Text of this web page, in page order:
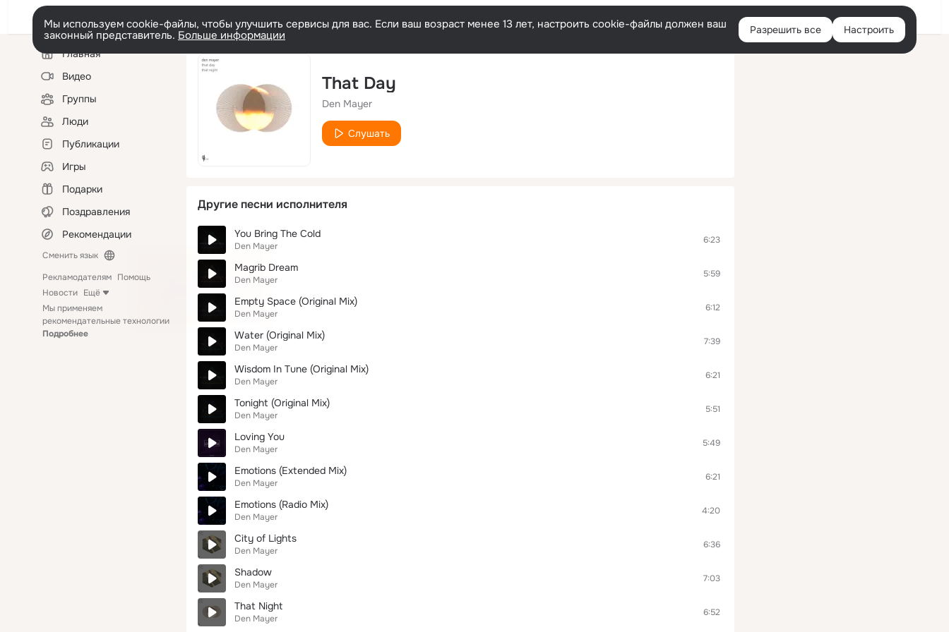
Войти
Мы используем cookie-файлы, чтобы улучшить сервисы для вас. Если ваш возраст менее 13 лет, настроить cookie-файлы должен ваш
законный представитель. Больше информации Разрешить все Настроить
Левая
колонкаГлавная
Видео
Группы
Люди
Публикации
Игры
Подарки
Поздравления
Рекомендации
Сменить язык
Рекламодателям Помощь
Новости Ещё
Мы применяем
рекомендательные технологии
Подробнее
That Day
Den Mayer
Слушать
Другие песни исполнителя
You Bring The Cold
Den Mayer
6:23
Magrib Dream
Den Mayer
5:59
Empty Space (Original Mix)
Den Mayer
6:12
Water (Original Mix)
Den Mayer
7:39
Wisdom In Tune (Original Mix)
Den Mayer
6:21
Tonight (Original Mix)
Den Mayer
5:51
Loving You
Den Mayer
5:49
Emotions (Extended Mix)
Den Mayer
6:21
Emotions (Radio Mix)
Den Mayer
4:20
City of Lights
Den Mayer
6:36
Shadow
Den Mayer
7:03
That Night
Den Mayer
6:52